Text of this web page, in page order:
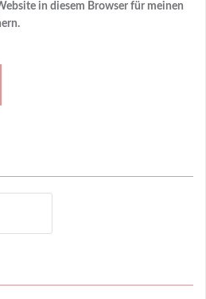
in diesem Browser für meinen